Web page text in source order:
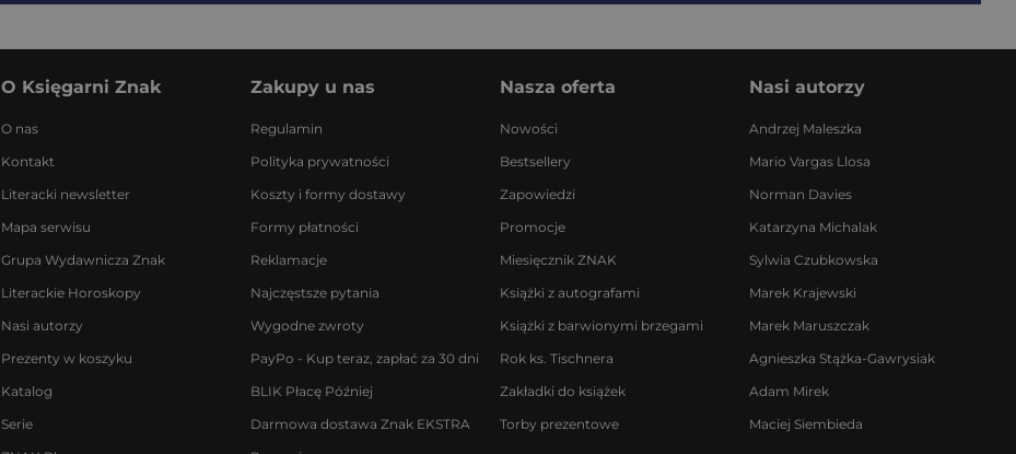
O Księgarni Znak
O nas
Kontakt
Literacki newsletter
Mapa serwisu
Grupa Wydawnicza Znak
Literackie Horoskopy
Nasi autorzy
Prezenty w koszyku
Katalog
Serie
Zakupy u nas
Regulamin
Polityka prywatności
Koszty i formy dostawy
Formy płatności
Reklamacje
Najczęstsze pytania
Wygodne zwroty
PayPo - Kup teraz, zapłać za 30 dni
BLIK Płacę Później
Darmowa dostawa Znak EKSTRA
Nasza oferta
Nowości
Bestsellery
Zapowiedzi
Promocje
Miesięcznik ZNAK
Książki z autografami
Książki z barwionymi brzegami
Rok ks. Tischnera
Zakładki do książek
Torby prezentowe
Nasi autorzy
Andrzej Maleszka
Mario Vargas Llosa
Norman Davies
Katarzyna Michalak
Sylwia Czubkowska
Marek Krajewski
Marek Maruszczak
Agnieszka Stążka-Gawrysiak
Adam Mirek
Maciej Siembieda